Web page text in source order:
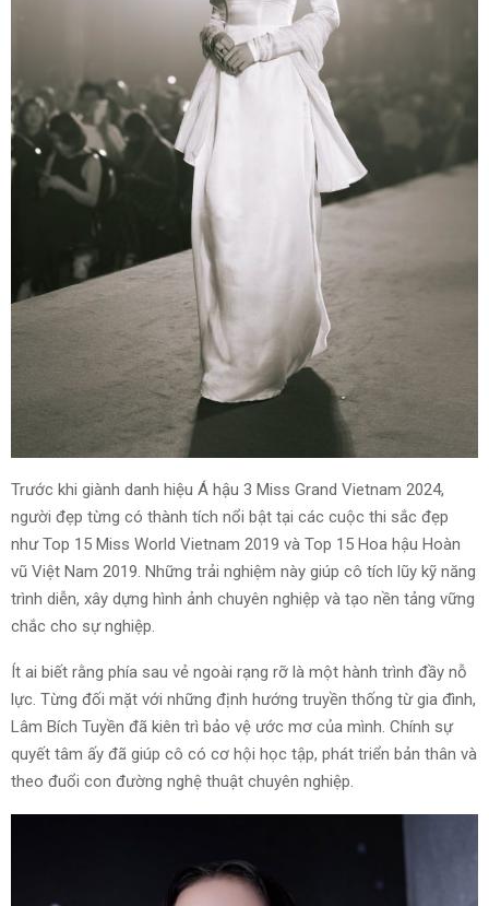
Trước khi giành danh hiệu Á hậu 3 Miss Grand Vietnam 2024,
người đẹp từng có thành tích nổi bật tại các cuộc thi sắc đẹp
như Top 15 Miss World Vietnam 2019 và Top 15 Hoa hậu Hoàn
vũ Việt Nam 2019. Những trải nghiệm này giúp cô tích lũy kỹ năng
trình diễn, xây dựng hình ảnh chuyên nghiệp và tạo nền tảng vững
chắc cho sự nghiệp.
Ít ai biết rằng phía sau vẻ ngoài rạng rỡ là một hành trình đầy nỗ
lực. Từng đối mặt với những định hướng truyền thống từ gia đình,
Lâm Bích Tuyền đã kiên trì bảo vệ ước mơ của mình. Chính sự
quyết tâm ấy đã giúp cô có cơ hội học tập, phát triển bản thân và
theo đuổi con đường nghệ thuật chuyên nghiệp.